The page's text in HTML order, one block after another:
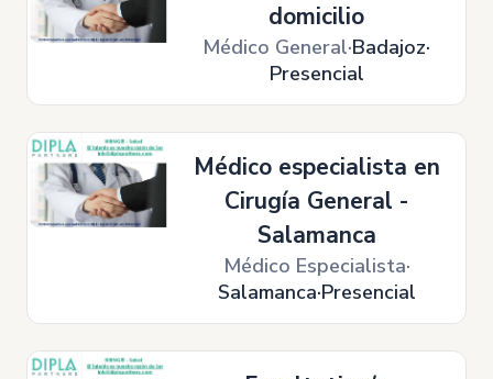
domicilio
Médico General Badajoz
Presencial
Médico especialista en
Cirugía General -
Salamanca
Médico Especialista
Salamanca Presencial